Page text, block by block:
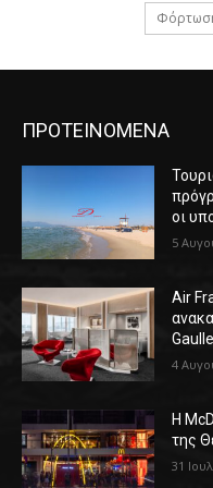
ΠΡΟΤΕΙΝΟΜΕΝΑ
οι
5
Air
Gaulle
4
Η
της
31